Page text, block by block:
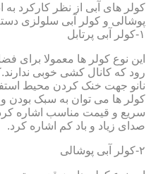
کولر های آبی از نظر کارکرد به
پوشالی و کولر آبی سلولزی
۱-کولر آبی پرتابل
رود که کانال کشی خوبی
نانو جهت خنک کردن محیط
کولر ها می توان به سبک بودن
سریع و قیمت مناسب اشاره
صدای زیاد و باد کم اشاره کرد.
۲-کولر آبی پوشالی